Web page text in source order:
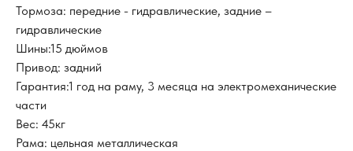
Тормоза: передние - гидравлические, задние –
гидравлические
Шины:15 дюймов
Привод: задний
Гарантия:1 год на раму, 3 месяца на электромеханические
части
Вес: 45кг
Рама: цельная металлическая